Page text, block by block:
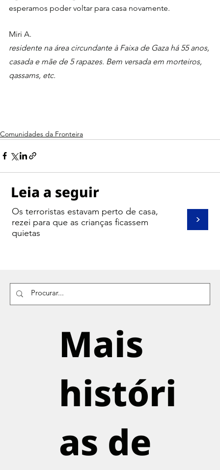
Leia a seguir
>
Os terroristas estavam perto de casa,
rezei para que as crianças ficassem
quietas
Mais
históri
as de
esperamos poder voltar para casa novamente.
Miri A.
residente na área circundante à Faixa de Gaza há 55 anos,
casada e mãe de 5 rapazes. Bem versada em morteiros,
qassams, etc.
Comunidades da Fronteira